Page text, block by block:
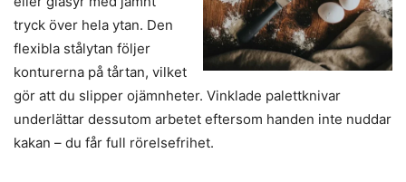
tryck över hela ytan. Den
flexibla stålytan följer
konturerna på tårtan, vilket
gör att du slipper ojämnheter. Vinklade palettknivar
underlättar dessutom arbetet eftersom handen inte nuddar
kakan – du får full rörelsefrihet.